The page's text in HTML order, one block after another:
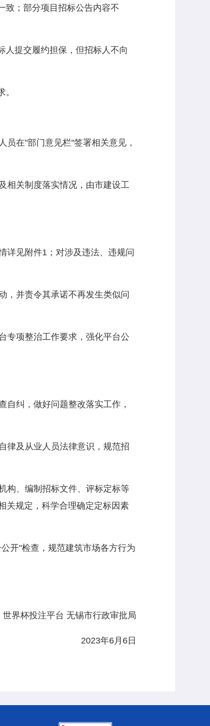
致；部分项目招标公告内容不
人提交履约担保，但招标人不向
在"部门意见栏"签署相关意见，
相关制度落实情况，由市建设工
详见附件1；对涉及违法、违规问
，并责令其承诺不再发生类似问
专项整治工作要求，强化平台公
自纠，做好问题整改落实工作，
律及从业人员法律意识，规范招
构、编制招标文件、评标定标等
关规定，科学合理确定定标因素
开"检查，规范建筑市场各方行为
世界杯投注平台 无锡市行政审批局
2023年6月6日